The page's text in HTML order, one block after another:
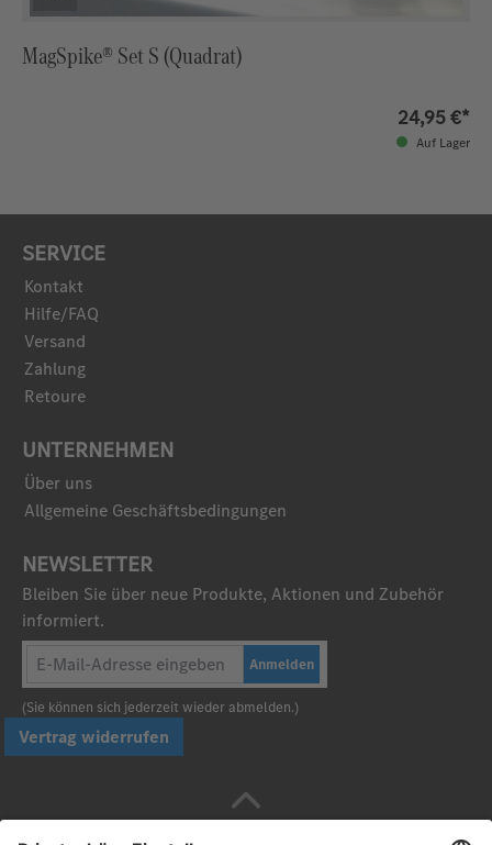
MagSpike® Set S (Quadrat)
24,95 €*
Auf Lager
SERVICE
Kontakt
Hilfe/FAQ
Versand
Zahlung
Retoure
UNTERNEHMEN
Über uns
Allgemeine Geschäftsbedingungen
NEWSLETTER
Bleiben Sie über neue Produkte, Aktionen und Zubehör
informiert.
Anmelden
(Sie können sich jederzeit wieder abmelden.)
Vertrag widerrufen